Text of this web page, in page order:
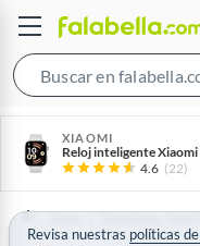
XIAOMI
Reloj inteligente
4.6 (22)
Revisa nuestras políticas
Home Tecnología -